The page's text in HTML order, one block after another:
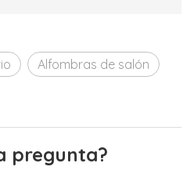
Alfombras de salón
pregunta?